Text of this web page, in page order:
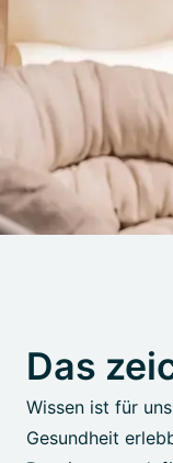
Das
Wissen ist für
Gesundheit